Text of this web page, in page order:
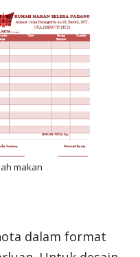
makan
dalam format